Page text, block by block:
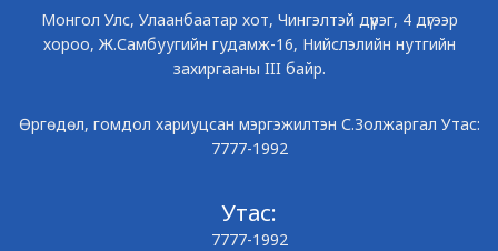
Монгол Улс, Улаанбаатар хот, Чингэлтэй дүүрэг, 4 дүгээр
хороо, Ж.Самбуугийн гудамж-16, Нийслэлийн нутгийн
захиргааны III байр.
Өргөдөл, гомдол хариуцсан мэргэжилтэн С.Золжаргал Утас:
7777-1992
Утас:
7777-1992